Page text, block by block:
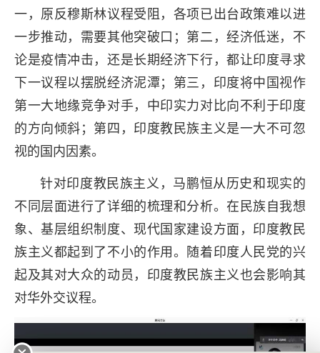
一，原反穆斯林议程受阻，各项已出台政策难以进
一步推动，需要其他突破口；第二，经济低迷，不
论是疫情冲击，还是长期经济下行，都让印度寻求
下一议程以摆脱经济泥潭；第三，印度将中国视作
第一大地缘竞争对手，中印实力对比向不利于印度
的方向倾斜；第四，印度教民族主义是一大不可忽
视的国内因素。
针对印度教民族主义，马鹏恒从历史和现实的
不同层面进行了详细的梳理和分析。在民族自我想
象、基层组织制度、现代国家建设方面，印度教民
族主义都起到了不小的作用。随着印度人民党的兴
起及其对大众的动员，印度教民族主义也会影响其
对华外交议程。